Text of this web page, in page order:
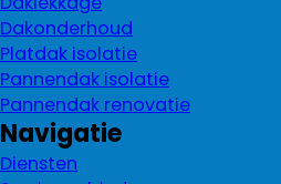
Dakonderhoud
Platdak isolatie
Pannendak isolatie
Pannendak renovatie
Navigatie
Diensten